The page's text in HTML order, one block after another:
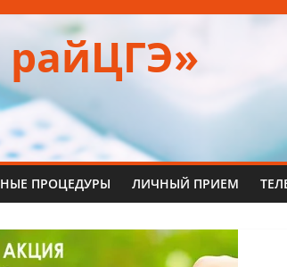
ПРОЦЕДУРЫ ЛИЧНЫЙ ПРИЕМ